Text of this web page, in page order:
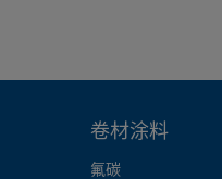
卷材涂料
氟碳